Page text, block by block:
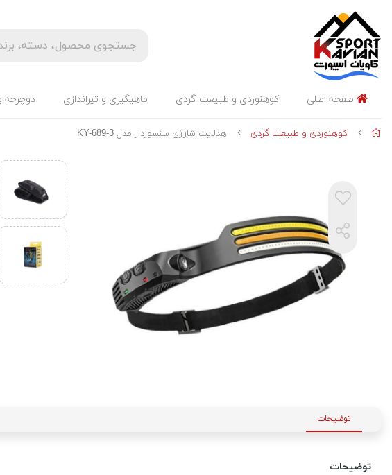
صفحه اصلی کوهنوردی و طبیعت گردی ماهیگیری و تیراندازی دوچرخه
کوهنوردی و طبیعت گردی هدلایت شارژی سنسوردار مدل KY-689-3
توضیحات
توضیحات